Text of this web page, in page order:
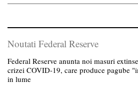
Noutati Federal Reserve
Federal Reserve anunta noi masuri
crizei COVID-19, care produce pagube
in lume